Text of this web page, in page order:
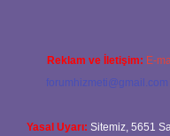
Reklam ve İletişim: E-
forumhizmeti@gmail.com
Yasal Uyarı: Sitemiz, 5651